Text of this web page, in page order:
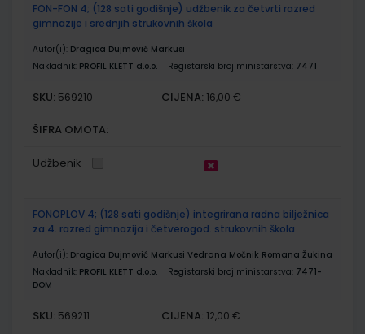
proizvodi
FON-FON 4; (128 sati godišnje) udžbenik za četvrti razred
gimnazije i srednjih strukovnih škola
Autor(i): Dragica Dujmović Markusi
Nakladnik: PROFIL KLETT d.o.o. Registarski broj ministarstva: 7471
SKU: 569210 CIJENA: 16,00 €
ŠIFRA OMOTA:
Udžbenik
FONOPLOV 4; (128 sati godišnje) integrirana radna bilježnica
za 4. razred gimnazija i četverogod. strukovnih škola
Autor(i): Dragica Dujmović Markusi Vedrana Močnik Romana Žukina
Nakladnik: PROFIL KLETT d.o.o. Registarski broj ministarstva: 7471-
DOM
SKU: 569211 CIJENA: 12,00 €